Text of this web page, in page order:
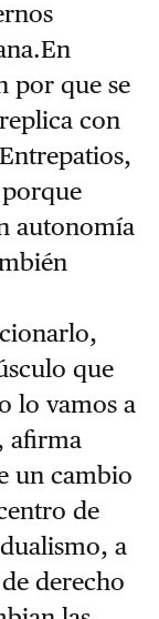
por que se
con
autonomía
que
lo vamos a
afirma
un cambio
de
a
derecho